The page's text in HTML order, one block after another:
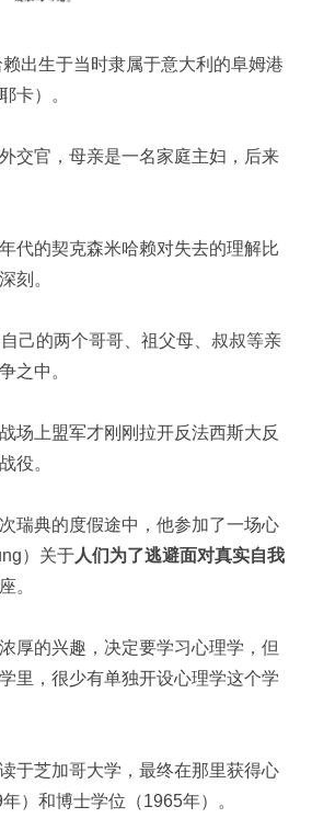
出生于当时隶属于意大利的阜姆港
卡）。
交官，母亲是一名家庭主妇，后来
代的契克森米哈赖对失去的理解比
刻。
己的两个哥哥、祖父母、叔叔等亲
之中。
场上盟军才刚刚拉开反法西斯大反
役。
瑞典的度假途中，他参加了一场心
）关于人们为了逃避面对真实自我
。
厚的兴趣，决定要学习心理学，但
里，很少有单独开设心理学这个学
于芝加哥大学，最终在那里获得心
）和博士学位（1965年）。